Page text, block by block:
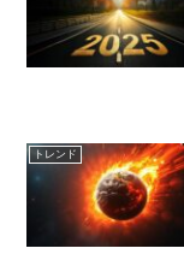
トレンド